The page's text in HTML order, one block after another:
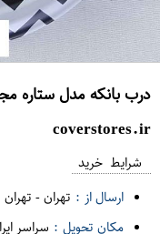
درب بانکه مدل ستاره مجموعه
coverstores.ir
شرایط خرید
ارسال از : تهران- تهران
مکان تحویل : سراسر